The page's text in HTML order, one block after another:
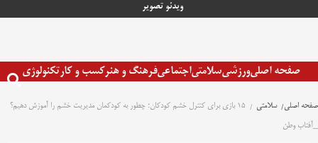
ویدئو تصویر
صفحه اصلیورزشیسلامتیاجتماعیفرهنگ و هنرکسب و کارتکنولوژی
صفحه اصلی سلامتی
۱۵ بازی برای کنترل خشم کودکان؛ چطور به کودکمان مدیریت خشم را آموزش دهیم؟
_آفتاب وطن